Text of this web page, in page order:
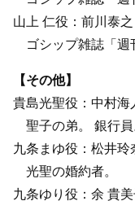
山上 仁役：前川泰之
ゴシップ雑誌「週
【その他】
貴島光聖役：中村海
聖子の弟。 銀行員
九条まゆ役：松井玲
光聖の婚約者。
九条ゆり役：余 貴